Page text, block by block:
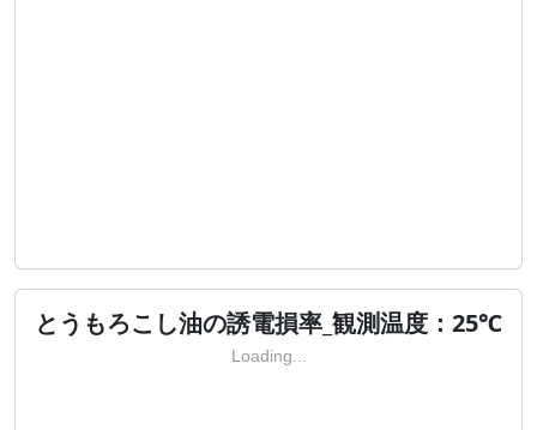
とうもろこし油の誘電損率_観測温度：25℃
Loading...